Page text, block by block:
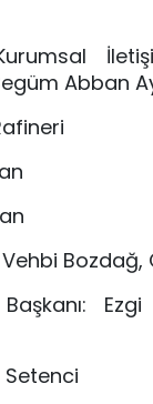
Abban
Bozdağ,
Ezgi
Setenci